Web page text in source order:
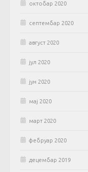
октобар 2020
септембар 2020
август 2020
јул 2020
јун 2020
мај 2020
март 2020
фебруар 2020
децембар 2019